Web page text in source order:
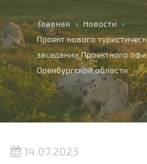
Вы здесь
Главная » Новости »
Проект нового
заседании Проектного
Оренбургской области
14.07.2023